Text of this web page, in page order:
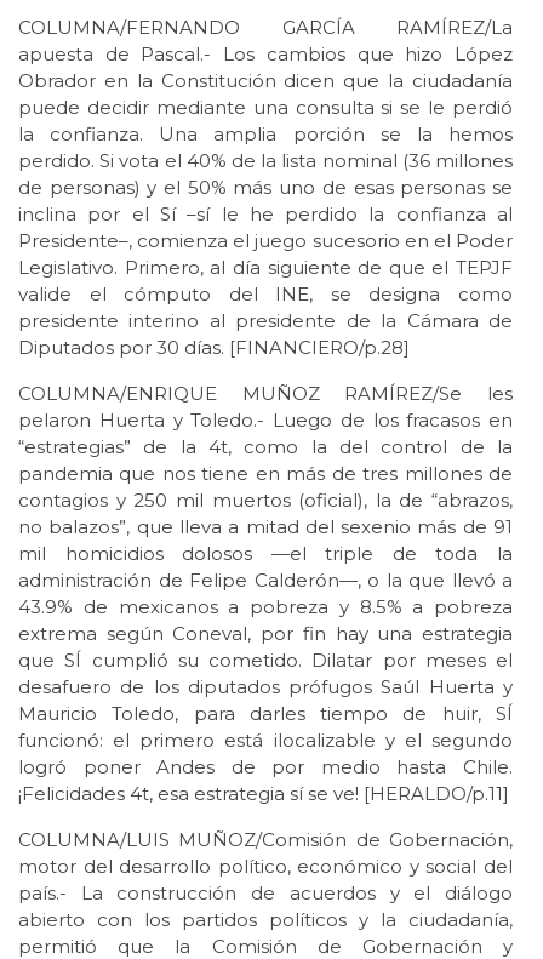
COLUMNA/FERNANDO GARCÍA RAMÍREZ/La
apuesta de Pascal.- Los cambios que hizo López
Obrador en la Constitución dicen que la ciudadanía
puede decidir mediante una consulta si se le perdió
la confianza. Una amplia porción se la hemos
perdido. Si vota el 40% de la lista nominal (36 millones
de personas) y el 50% más uno de esas personas se
inclina por el Sí –sí le he perdido la confianza al
Presidente–, comienza el juego sucesorio en el Poder
Legislativo. Primero, al día siguiente de que el TEPJF
valide el cómputo del INE, se designa como
presidente interino al presidente de la Cámara de
Diputados por 30 días. [FINANCIERO/p.28]
COLUMNA/ENRIQUE MUÑOZ RAMÍREZ/Se les
pelaron Huerta y Toledo.- Luego de los fracasos en
“estrategias” de la 4t, como la del control de la
pandemia que nos tiene en más de tres millones de
contagios y 250 mil muertos (oficial), la de “abrazos,
no balazos”, que lleva a mitad del sexenio más de 91
mil homicidios dolosos —el triple de toda la
administración de Felipe Calderón—, o la que llevó a
43.9% de mexicanos a pobreza y 8.5% a pobreza
extrema según Coneval, por fin hay una estrategia
que SÍ cumplió su cometido. Dilatar por meses el
desafuero de los diputados prófugos Saúl Huerta y
Mauricio Toledo, para darles tiempo de huir, SÍ
funcionó: el primero está ilocalizable y el segundo
logró poner Andes de por medio hasta Chile.
¡Felicidades 4t, esa estrategia sí se ve! [HERALDO/p.11]
COLUMNA/LUIS MUÑOZ/Comisión de Gobernación,
motor del desarrollo político, económico y social del
país.- La construcción de acuerdos y el diálogo
abierto con los partidos políticos y la ciudadanía,
permitió que la Comisión de Gobernación y